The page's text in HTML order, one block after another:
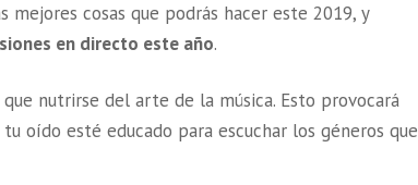
cosas que podrás hacer este 2019, y
en directo este año.
nutrirse del arte de la música. Esto provocará
oído esté educado para escuchar los géneros que